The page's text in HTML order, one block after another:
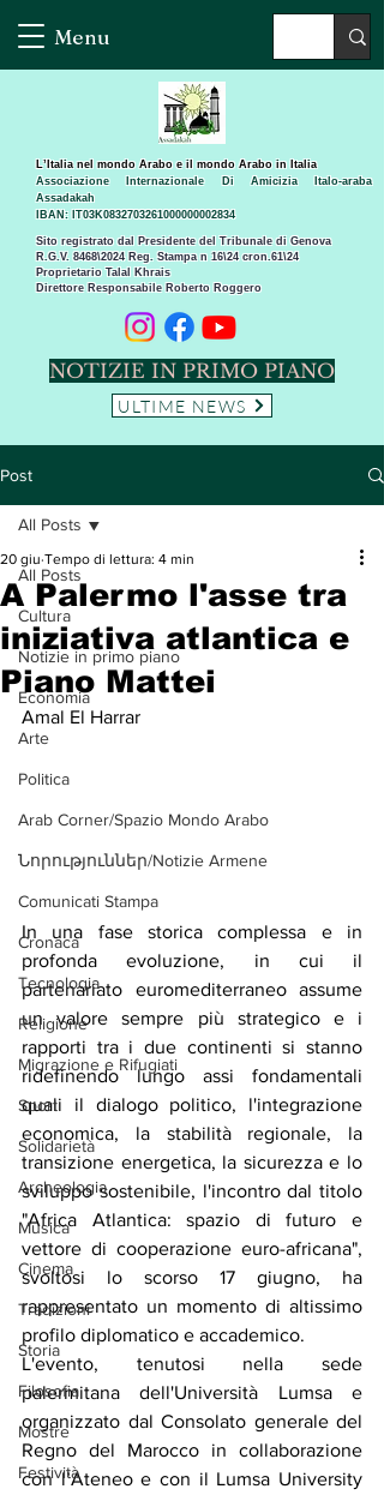
Menu
Sito registrato dal Presidente del Tribunale di Genova
R.G.V. 8468\2024 Reg. Stampa n 16\24 cron.61\24 ​
Proprietario Talal Khrais
Direttore Responsabile Roberto Roggero
L’Italia nel mondo Arabo e il mondo Arabo in Italia
Associazione Internazionale Di Amicizia Italo-araba
Assadakah
IBAN: IT03K0832703261000000002834
NOTIZIE IN PRIMO PIANO
ULTIME NEWS
Post
All Posts
Cultura
Notizie in primo piano
Economia
Arte
Politica
Arab Corner/Spazio Mondo Arabo
Նորություններ/Notizie Armene
Comunicati Stampa
Cronaca
Tecnologia
Religione
Migrazione e Rifugiati
Sport
Solidarietà
Archeologia
Musica
Cinema
Tradizioni
Storia
Filosofia
Mostre
Festività
All Posts
A Palermo l'asse tra
iniziativa atlantica e
Piano Mattei
20 giu Tempo di lettura: 4 min
Amal El Harrar
In una fase storica complessa e in
profonda evoluzione, in cui il
partenariato euromediterraneo assume
un valore sempre più strategico e i
rapporti tra i due continenti si stanno
ridefinendo lungo assi fondamentali
quali il dialogo politico, l'integrazione
economica, la stabilità regionale, la
transizione energetica, la sicurezza e lo
sviluppo sostenibile, l'incontro dal titolo
"Africa Atlantica: spazio di futuro e
vettore di cooperazione euro-africana",
svoltosi lo scorso 17 giugno, ha
rappresentato un momento di altissimo
profilo diplomatico e accademico.
L'evento, tenutosi nella sede
palermitana dell'Università Lumsa e
organizzato dal Consolato generale del
Regno del Marocco in collaborazione
con l’Ateneo e con il Lumsa University